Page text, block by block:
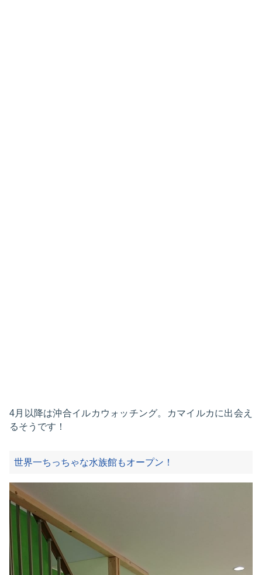
4月以降は沖合イルカウォッチング。カマイルカに出会え
るそうです！
世界一ちっちゃな水族館もオープン！